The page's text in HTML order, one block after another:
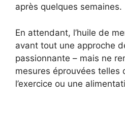
après quelques semaines.
En attendant, l’huile de
avant tout une approche
passionnante – mais ne
mesures éprouvées telles
l’exercice ou une